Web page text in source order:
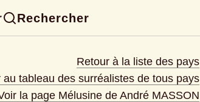
Rechercher
Retour à la liste des pays
au tableau des surréalistes de tous pays
la page Mélusine de André MASSON